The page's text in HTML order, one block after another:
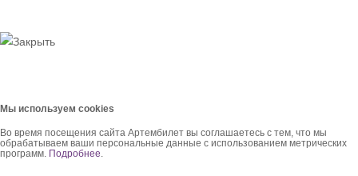
Мы используем cookies
Во время посещения сайта Артембилет вы соглашаетесь с тем, что мы
обрабатываем ваши персональные данные с использованием метрических
программ. Подробнее.